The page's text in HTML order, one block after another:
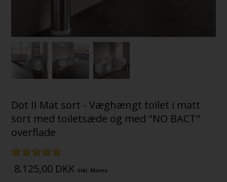
Dot II Mat sort - Væghængt toilet i matt
sort med toiletsæde og med "NO BACT"
overflade
8.125,00 DKK Inkl. Moms